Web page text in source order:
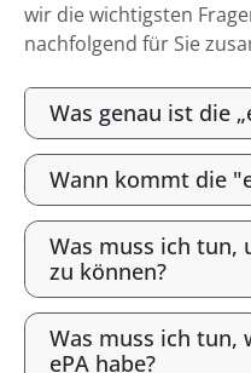
wir die wichtigsten
nachfolgend für Sie
Was genau ist die
Wann kommt die
Was muss ich tun,
zu können?
Was muss ich tun,
ePA habe?